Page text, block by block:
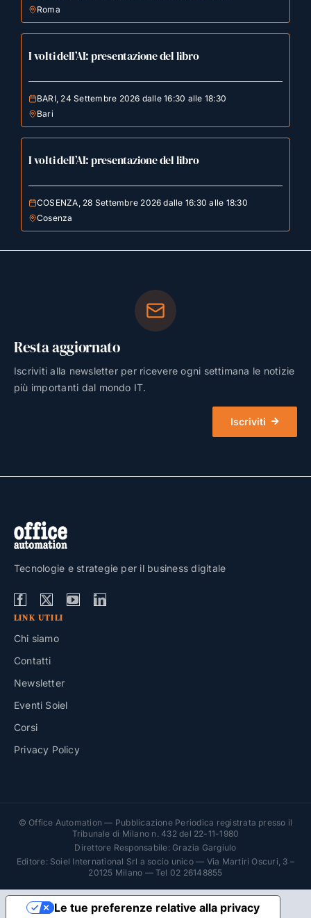
Roma
I volti dell’AI: presentazione del libro
BARI, 24 Settembre 2026 dalle 16:30 alle 18:30
Bari
I volti dell’AI: presentazione del libro
COSENZA, 28 Settembre 2026 dalle 16:30 alle 18:30
Cosenza
Resta aggiornato
Iscriviti alla newsletter per ricevere ogni settimana le notizie
più importanti dal mondo IT.
Iscriviti
Tecnologie e strategie per il business digitale
LINK UTILI
Chi siamo
Contatti
Newsletter
Eventi Soiel
Corsi
Privacy Policy
© Office Automation — Pubblicazione Periodica registrata presso il
Tribunale di Milano n. 432 del 22-11-1980
Direttore Responsabile: Grazia Gargiulo
Editore: Soiel International Srl a socio unico — Via Martiri Oscuri, 3 –
20125 Milano — Tel 02 26148855
Le tue preferenze relative alla privacy